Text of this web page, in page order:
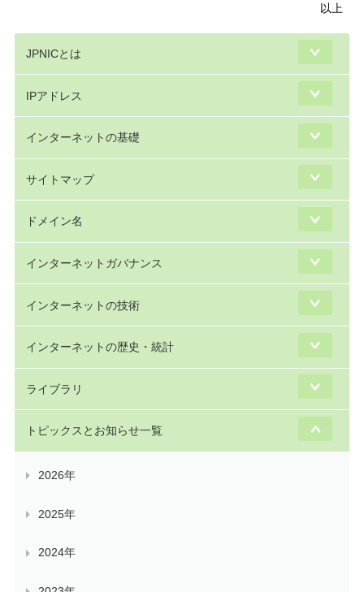
以上
JPNICとは
IPアドレス
インターネットの基礎
サイトマップ
ドメイン名
インターネットガバナンス
インターネットの技術
インターネットの歴史・統計
ライブラリ
トピックスとお知らせ一覧
2026年
2025年
2024年